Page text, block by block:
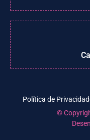
Política de
©